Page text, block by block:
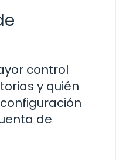
control
y quién
de